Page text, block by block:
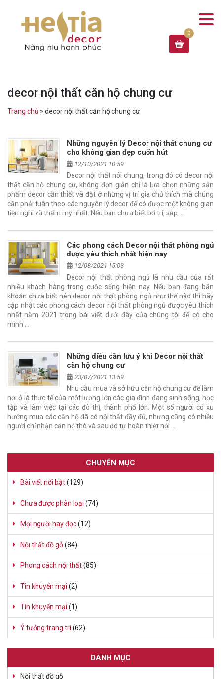
decor nội thất căn hộ chung cư
Trang chủ » decor nội thất căn hộ chung cư
Những nguyên lý Decor nội thất chung cư
cho không gian đẹp cuốn hút
12/10/2021 10:59
Decor nội thất nói chung, trong đó có decor nội
thất căn hộ chung cư, không đơn giản chỉ là lựa chọn những sản
phẩm decor cần thiết và đặt ở những vị trí gia chủ thích mà chúng
cần phải tuân theo các nguyên lý decor để có được một không gian
tiện nghi và thẩm mỹ nhất. Nếu bạn chưa biết bố trí, sắp …
Các phong cách Decor nội thất phòng ngủ
được yêu thích nhất hiện nay
12/08/2021 15:03
Decor nội thất phòng ngủ là nhu cầu của rất
nhiều khách hàng trong cuộc sống hiện nay. Nếu bạn đang băn
khoăn chưa biết nên decor nội thất phòng ngủ như thế nào thì hãy
cập nhật các phong cách decor nội thất phòng ngủ được yêu thích
nhất năm 2021 trong bài viết dưới đây của chúng tôi để có cho
mình …
Những điều cần lưu ý khi Decor nội thất
căn hộ chung cư
23/07/2021 13:59
Nhu cầu mua và sở hữu căn hộ chung cư để làm
nơi ở là thực tế của một lượng lớn các gia đình đang sinh sống, học
tập và làm việc tại các đô thị, thành phố lớn. Một số người có xu
hướng mua các căn hộ đã có nội thất đầy đủ, nhưng cũng có nhiều
người chỉ nhận căn hộ thô và sau đó tự hoàn thiệt nội …
CHUYÊN MỤC
Bài viết nổi bật(129)
Chưa được phân loại (74)
Mọi người hay đọc(12)
Nội thất đồ gỗ(84)
Phong cách nội thất(85)
Tin khuyến mại (2)
Tín khuyến mại (1)
Ý tưởng trang trí(62)
DANH MỤC
Nội thất đồ gỗ